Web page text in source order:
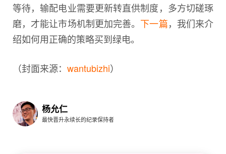
等待，输配电业需要更新转直供制度，多方切磋琢
磨，才能让市场机制更加完善。 下一篇，我们来介
绍如何用正确的策略买到绿电。
（封面来源： wantubizhi）
杨允仁
最快晋升永续长的纪录保持者